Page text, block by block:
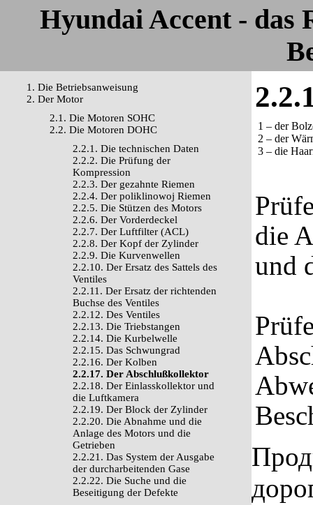
Hyundai Accent - das
1. Die Betriebsanweisung
2. Der Motor
2.1. Die Motoren SOHC
2.2. Die Motoren DOHC
2.2.1. Die technischen Daten
2.2.2. Die Prüfung der
Kompression
2.2.3. Der gezahnte Riemen
2.2.4. Der poliklinowoj Riemen
2.2.5. Die Stützen des Motors
2.2.6. Der Vorderdeckel
2.2.7. Der Luftfilter (ACL)
2.2.8. Der Kopf der Zylinder
2.2.9. Die Kurvenwellen
2.2.10. Der Ersatz des Sattels des
Ventiles
2.2.11. Der Ersatz der richtenden
Buchse des Ventiles
2.2.12. Des Ventiles
2.2.13. Die Triebstangen
2.2.14. Die Kurbelwelle
2.2.15. Das Schwungrad
2.2.16. Der Kolben
2.2.17. Der Abschlußkollektor
2.2.18. Der Einlasskollektor und
die Luftkamera
2.2.19. Der Block der Zylinder
2.2.20. Die Abnahme und die
Anlage des Motors und die
Getrieben
2.2.21. Das System der Ausgabe
der durcharbeitenden Gase
2.2.22. Die Suche und die
Beseitigung der Defekte
1 – der
2 – der
3 – die
die
und